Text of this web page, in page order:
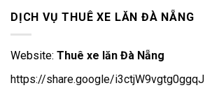
DỊCH VỤ THUÊ XE LĂN ĐÀ NẴNG
Website: Thuê xe lăn Đà Nẵng
https://share.google/i3ctjW9vgtg0ggqJl